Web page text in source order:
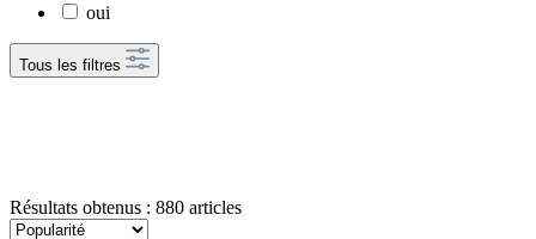
oui
Tous les filtres
Résultats obtenus : 880 articles